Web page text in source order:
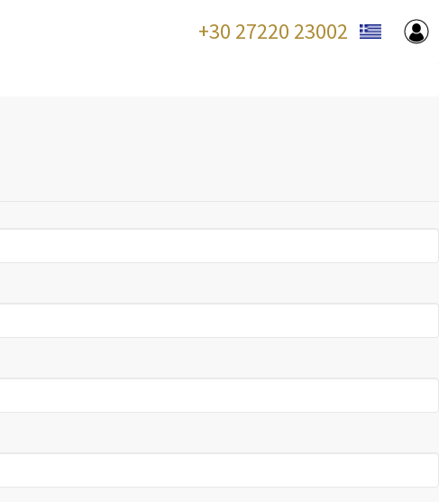
+30 27220 23002